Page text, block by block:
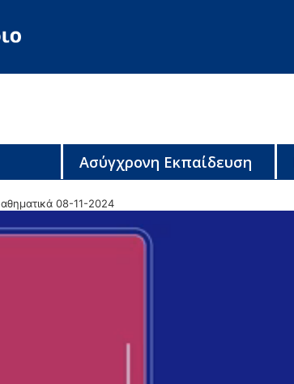
Ασύγχρονη Εκπαίδευση
08-11-2024